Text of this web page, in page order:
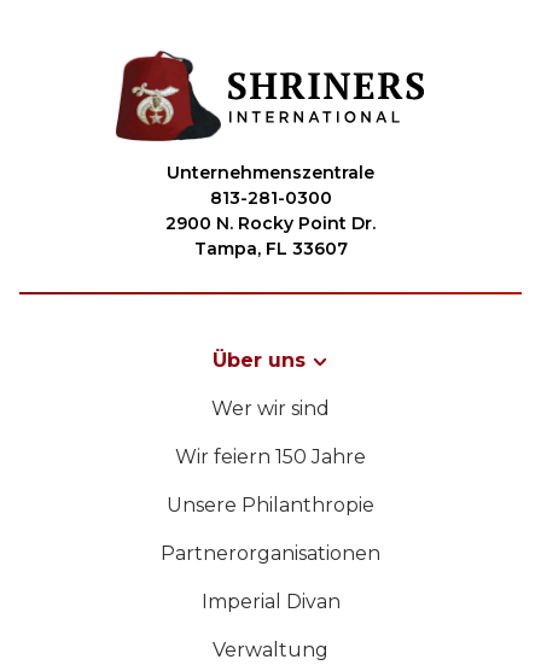
WOMEN IMPACTING CARE
Unternehmenszentrale
813-281-0300
2900 N. Rocky Point Dr.
Tampa, FL 33607
Über uns
Wer wir sind
Wir feiern 150 Jahre
Unsere Philanthropie
Partnerorganisationen
Imperial Divan
Verwaltung